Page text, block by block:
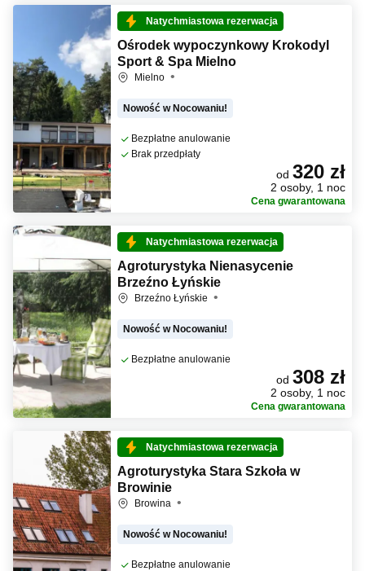
Natychmiastowa rezerwacja
Ośrodek wypoczynkowy Krokodyl
Sport & Spa Mielno
Mielno
Nowość w Nocowaniu!
Bezpłatne anulowanie
Brak przedpłaty
od 320 zł
2 osoby, 1 noc
Cena gwarantowana
Natychmiastowa rezerwacja
Agroturystyka Nienasycenie
Brzeźno Łyńskie
Brzeźno Łyńskie
Nowość w Nocowaniu!
Bezpłatne anulowanie
od 308 zł
2 osoby, 1 noc
Cena gwarantowana
Natychmiastowa rezerwacja
Agroturystyka Stara Szkoła w
Browinie
Browina
Nowość w Nocowaniu!
Bezpłatne anulowanie